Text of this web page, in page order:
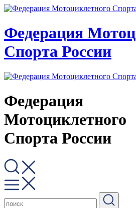
Федерация
Спорта России
Федерация
Мотоциклетного
Спорта России